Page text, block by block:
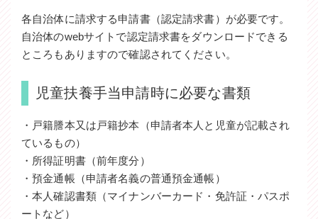
各自治体に請求する申請書（認定請求書）が必要です。
自治体のwebサイトで認定請求書をダウンロードできる
ところもありますので確認されてください。
児童扶養手当申請時に必要な書類
・戸籍謄本又は戸籍抄本（申請者本人と児童が記載され
ているもの）
・所得証明書（前年度分）
・預金通帳（申請者名義の普通預金通帳）
・本人確認書類（マイナンバーカード・免許証・パスポ
ートなど）